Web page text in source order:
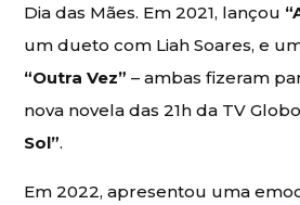
Dia das Mães. Em 2021, lançou
um dueto com Liah Soares, e
“Outra Vez” – ambas fizeram
nova novela das 21h da TV Globo
Sol”.
Em 2022, apresentou uma